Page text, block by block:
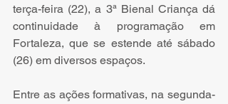
terça-feira (22), a 3ª Bienal Criança dá
continuidade à programação em
Fortaleza, que se estende até sábado
(26) em diversos espaços.
Entre as ações formativas, na segunda-